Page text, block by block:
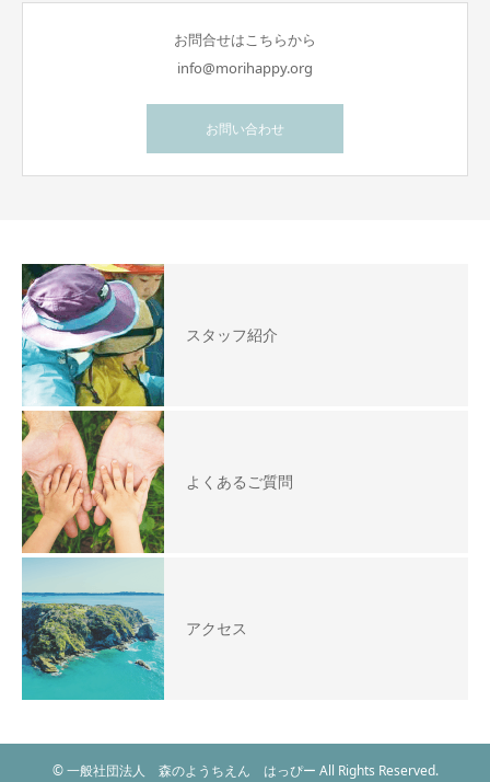
お問合せはこちらから
info@morihappy.org
お問い合わせ
スタッフ紹介
よくあるご質問
アクセス
© 一般社団法人 森のようちえん はっぴー All Rights Reserved.